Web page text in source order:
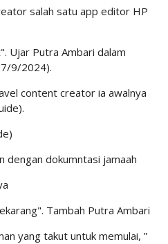
salah satu app editor HP
Ujar Putra Ambari dalam
9/2024).
content creator ia awalnya
dengan dokumntasi jamaah
Tambah Putra Ambari
yang takut untuk memulai, ”